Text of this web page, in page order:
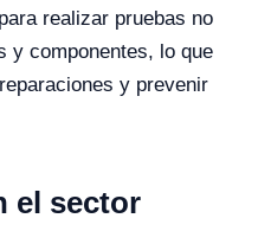
realizar pruebas no
y componentes, lo que
y prevenir
el sector